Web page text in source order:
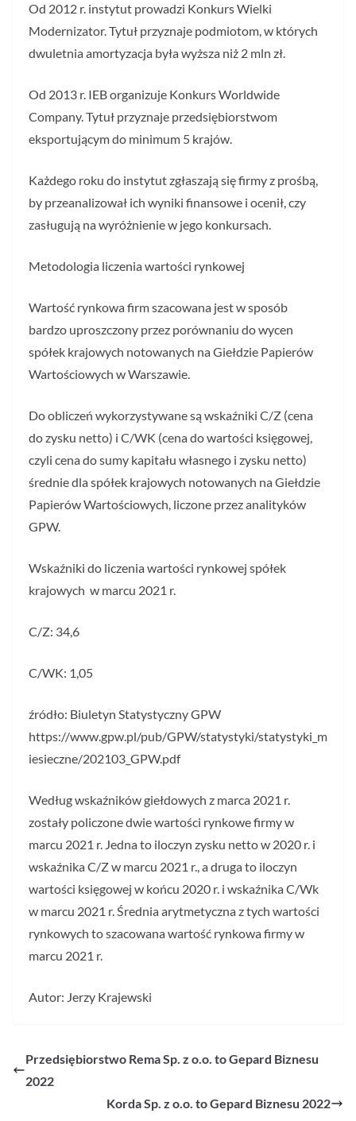
Od 2012 r. instytut prowadzi Konkurs Wielki
Modernizator. Tytuł przyznaje podmiotom, w których
dwuletnia amortyzacja była wyższa niż 2 mln zł.
Od 2013 r. IEB organizuje Konkurs Worldwide
Company. Tytuł przyznaje przedsiębiorstwom
eksportującym do minimum 5 krajów.
Każdego roku do instytut zgłaszają się firmy z prośbą,
by przeanalizował ich wyniki finansowe i ocenił, czy
zasługują na wyróżnienie w jego konkursach.
Metodologia liczenia wartości rynkowej
Wartość rynkowa firm szacowana jest w sposób
bardzo uproszczony przez porównaniu do wycen
spółek krajowych notowanych na Giełdzie Papierów
Wartościowych w Warszawie.
Do obliczeń wykorzystywane są wskaźniki C/Z (cena
do zysku netto) i C/WK (cena do wartości księgowej,
czyli cena do sumy kapitału własnego i zysku netto)
średnie dla spółek krajowych notowanych na Giełdzie
Papierów Wartościowych, liczone przez analityków
GPW.
Wskaźniki do liczenia wartości rynkowej spółek
krajowych w marcu 2021 r.
C/Z: 34,6
C/WK: 1,05
źródło: Biuletyn Statystyczny GPW
https://www.gpw.pl/pub/GPW/statystyki/statystyki_m
iesieczne/202103_GPW.pdf
Według wskaźników giełdowych z marca 2021 r.
zostały policzone dwie wartości rynkowe firmy w
marcu 2021 r. Jedna to iloczyn zysku netto w 2020 r. i
wskaźnika C/Z w marcu 2021 r., a druga to iloczyn
wartości księgowej w końcu 2020 r. i wskaźnika C/Wk
w marcu 2021 r. Średnia arytmetyczna z tych wartości
rynkowych to szacowana wartość rynkowa firmy w
marcu 2021 r.
Autor: Jerzy Krajewski
Przedsiębiorstwo Rema Sp. z o.o. to Gepard Biznesu
2022
Korda Sp. z o.o. to Gepard Biznesu 2022